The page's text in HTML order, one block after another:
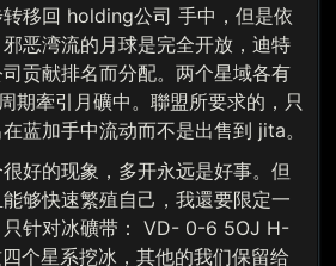
移回 holding公司 手中，但是依
恶湾流的月球是完全开放，迪特
贡献排名而分配。两个星域各有
期牽引月礦中。聯盟所要求的，只
蓝加手中流动而不是出售到 jita。
好的现象，多开永远是好事。但
够快速繁殖自己，我還要限定一
只针对冰礦带： VD- 0-6 5OJ H-
个星系挖冰，其他的我们保留给